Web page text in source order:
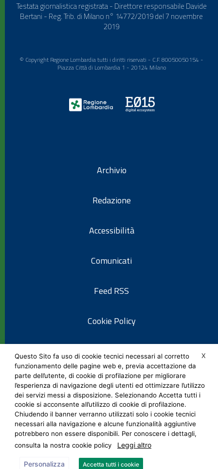
Testata giornalistica registrata - Direttore responsabile Davide
Bertani - Reg. Trib. di Milano n° 14772/2019 del 7 novembre
2019
© Copyright Regione Lombardia tutti i diritti riservati - C.F. 80050050154 -
Piazza Città di Lombardia 1 - 20124 Milano
Archivio
Redazione
Accessibilità
Comunicati
Feed RSS
Cookie Policy
Informativa privacy
Note legali
Social Media Policy
X
Questo Sito fa uso di cookie tecnici necessari al corretto
funzionamento delle pagine web e, previa accettazione da
parte dell’utente, di cookie di profilazione per migliorare
l’esperienza di navigazione degli utenti ed ottimizzare l’utilizzo
dei servizi messi a disposizione. Selezionando Accetta tutti i
cookie si acconsente all’utilizzo di cookie di profilazione.
Chiudendo il banner verranno utilizzati solo i cookie tecnici
necessari alla navigazione e alcune funzionalità aggiuntive
potrebbero non essere disponibili. Per conoscere i dettagli,
consulta la nostra cookie policy
Leggi altro
Personalizza Accetta tutti i cookie